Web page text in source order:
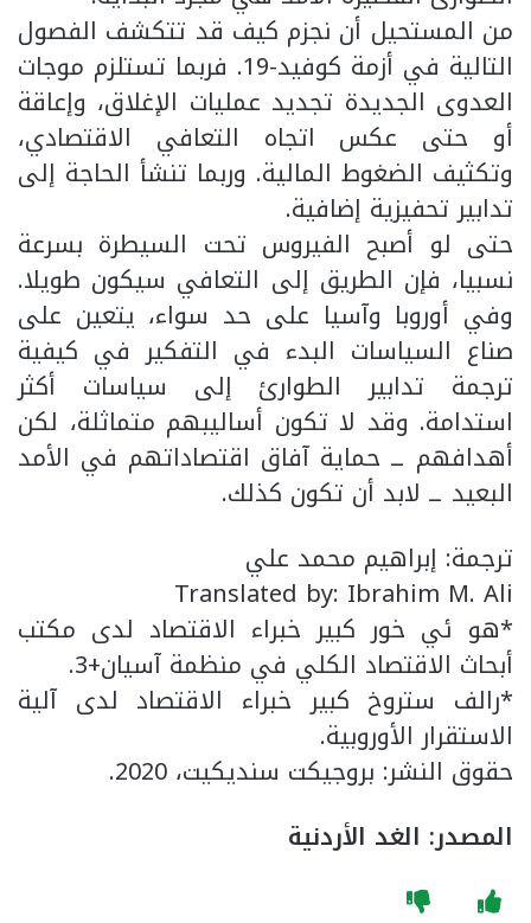
من المستحيل أن نجزم كيف قد تتكشف الفصول
التالية في أزمة كوفيد-19. فربما تستلزم موجات
العدوى الجديدة تجديد عمليات الإغلاق، وإعاقة
أو حتى عكس اتجاه التعافي الاقتصادي،
وتكثيف الضغوط المالية. وربما تنشأ الحاجة إلى
تدابير تحفيزية إضافية.
حتى لو أصبح الفيروس تحت السيطرة بسرعة
نسبيا، فإن الطريق إلى التعافي سيكون طويلا.
وفي أوروبا وآسيا على حد سواء، يتعين على
صناع السياسات البدء في التفكير في كيفية
ترجمة تدابير الطوارئ إلى سياسات أكثر
استدامة. وقد لا تكون أساليبهم متماثلة، لكن
أهدافهم ــ حماية آفاق اقتصاداتهم في الأمد
البعيد ــ لابد أن تكون كذلك.
ترجمة: إبراهيم محمد علي
Translated by: Ibrahim M. Ali
*هو ئي خور كبير خبراء الاقتصاد لدى مكتب
أبحاث الاقتصاد الكلي في منظمة آسيان+3.
*رالف ستروخ كبير خبراء الاقتصاد لدى آلية
الاستقرار الأوروبية.
حقوق النشر: بروجيكت سنديكيت، 2020.
المصدر: الغد الأردنية